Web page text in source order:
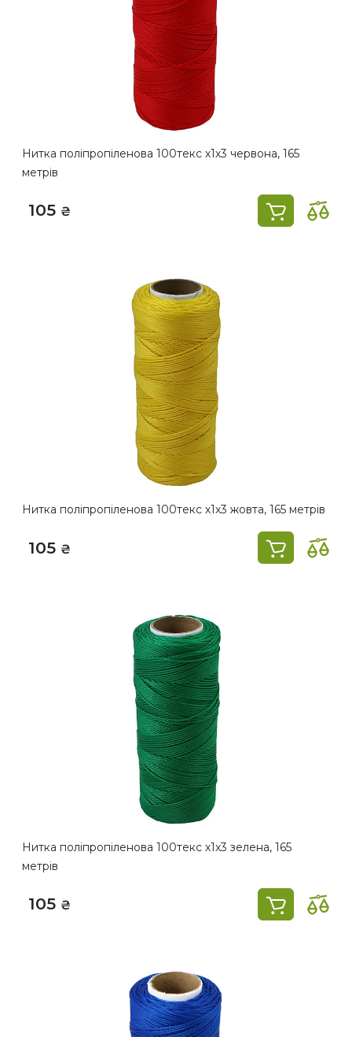
Нитка поліпропіленова 100текс х1х3 червона, 165
метрів
105 ₴
Нитка поліпропіленова 100текс х1х3 жовта, 165 метрів
105 ₴
Нитка поліпропіленова 100текс х1х3 зелена, 165
метрів
105 ₴